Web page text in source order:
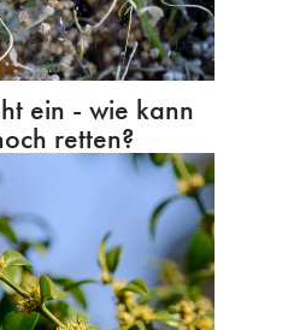
ein - wie kann
retten?